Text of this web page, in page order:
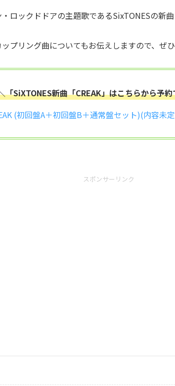
ロックドドアの主題歌であるSixTONESの新曲
プリング曲についてもお伝えしますので、ぜ
「SiXTONES新曲「CREAK」はこちらから予
(初回盤A＋初回盤B＋通常盤セット)(内容未
スポンサーリンク